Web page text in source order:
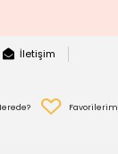
İletişim
Favorilerim